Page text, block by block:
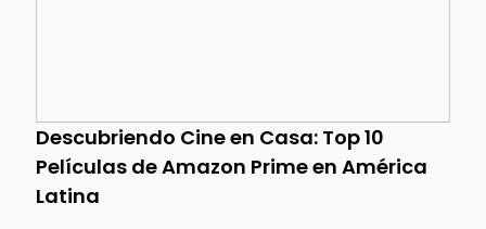
Descubriendo Cine en Casa: Top 10
Películas de Amazon Prime en América
Latina